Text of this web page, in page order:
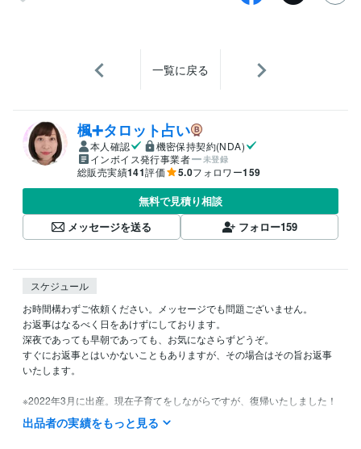
一覧に戻る
楓➕タロット占い
本人確認
機密保持契約(NDA)
インボイス発行事業者
未登録
総販売実績141評価 5.0フォロワー159
無料で見積り相談
メッセージを送る
フォロー159
スケジュール
お時間構わずご依頼ください。メッセージでも問題ございません。
お返事はなるべく日をあけずにしております。
深夜であっても早朝であっても、お気になさらずどうぞ。
すぐにお返事とはいかないこともありますが、その場合はその旨お返事
いたします。
※2022年3月に出産。現在子育てをしながらですが、復帰いたしました！
またよろしくお願いいたします（2022年8月）
出品者の実績をもっと見る